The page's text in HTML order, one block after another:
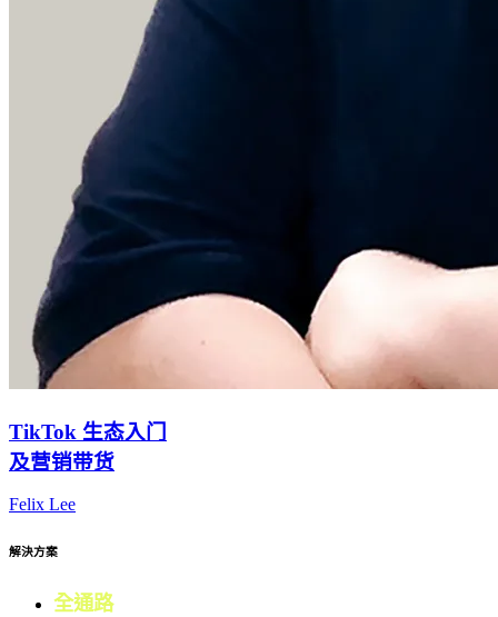
TikTok 生态入门
及营销带货
Felix Lee
解決方案
全通路電商